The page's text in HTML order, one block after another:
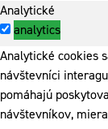
Analytické
analytics
Analytické cookies
návštevníci
pomáhajú
návštevníkov,